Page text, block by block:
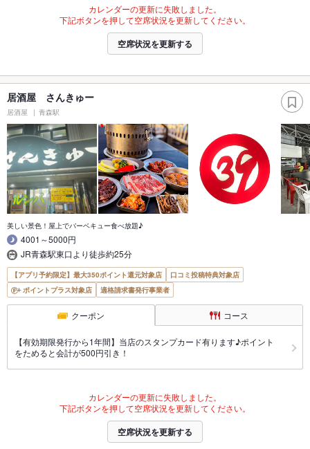
カレンダーの更新に失敗しました。
下記ボタンを押して空席状況を更新してください。
空席状況を更新する
居酒屋 さんきゅー
居酒屋 青森駅
美しい景色！屋上でバーベキュー食べ放題♪
4001～5000円
JR青森駅東口より徒歩約25分
【アプリ予約限定】最大350ポイント還元対象店
口コミ投稿特典対象店
ポイントプラス対象店
適格請求書発行事業者
クーポン コース
【有効期限発行から1年間】当店のスタンプカード有ります♪ポイント
をためると会計が500円引き！
カレンダーの更新に失敗しました。
下記ボタンを押して空席状況を更新してください。
空席状況を更新する